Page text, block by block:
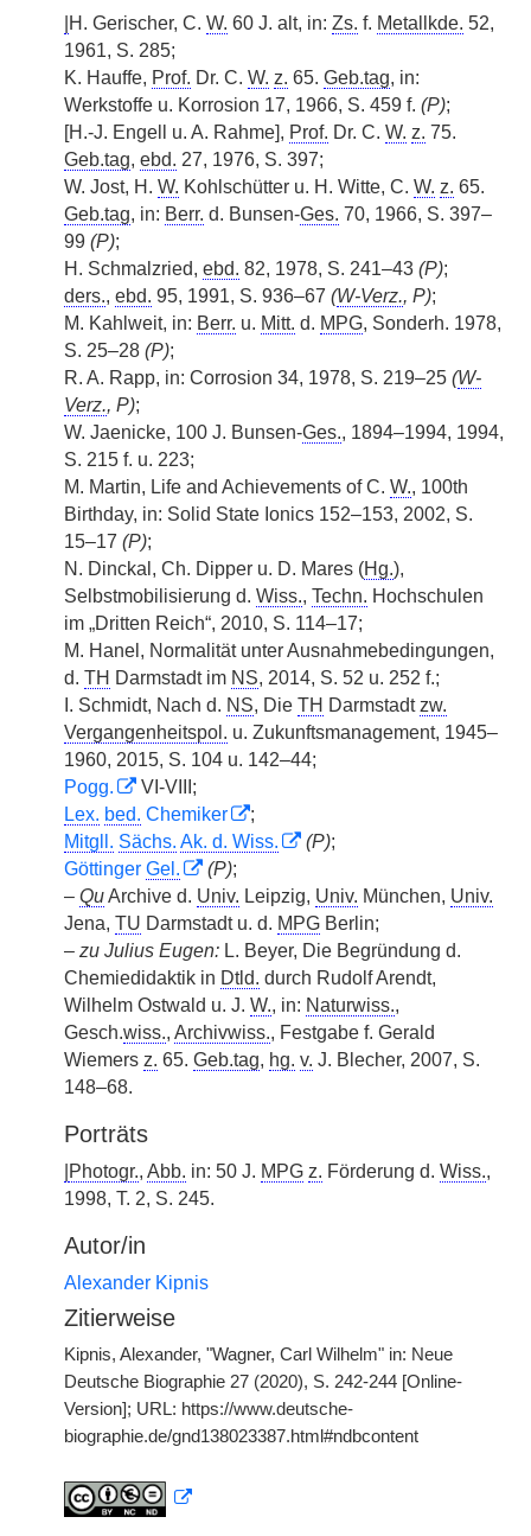
H. Gerischer, C. W. 60 J. alt, in: Zs. f. Metallkde. 52,
1961, S. 285;
K. Hauffe, Prof. Dr. C. W. z. 65. Geb.tag, in:
Werkstoffe u. Korrosion 17, 1966, S. 459 f. (P);
[H.-J. Engell u. A. Rahme], Prof. Dr. C. W. z. 75.
Geb.tag, ebd. 27, 1976, S. 397;
W. Jost, H. W. Kohlschütter u. H. Witte, C. W. z. 65.
Geb.tag, in: Berr. d. Bunsen-Ges. 70, 1966, S. 397–
99 (P);
H. Schmalzried, ebd. 82, 1978, S. 241–43 (P);
ders., ebd. 95, 1991, S. 936–67 (W-Verz., P);
M. Kahlweit, in: Berr. u. Mitt. d. MPG, Sonderh. 1978,
S. 25–28 (P);
R. A. Rapp, in: Corrosion 34, 1978, S. 219–25 (W-
Verz., P);
W. Jaenicke, 100 J. Bunsen-Ges., 1894–1994, 1994,
S. 215 f. u. 223;
M. Martin, Life and Achievements of C. W., 100th
Birthday, in: Solid State Ionics 152–153, 2002, S.
15–17 (P);
N. Dinckal, Ch. Dipper u. D. Mares (Hg.),
Selbstmobilisierung d. Wiss., Techn. Hochschulen
im „Dritten Reich“, 2010, S. 114–17;
M. Hanel, Normalität unter Ausnahmebedingungen,
d. TH Darmstadt im NS, 2014, S. 52 u. 252 f.;
I. Schmidt, Nach d. NS, Die TH Darmstadt zw.
Vergangenheitspol. u. Zukunftsmanagement, 1945–
1960, 2015, S. 104 u. 142–44;
Pogg.
VI-VIII;
Lex. bed. Chemiker
;
Mitgll. Sächs. Ak. d. Wiss. (P);
Göttinger Gel. (P);
– QuArchive d. Univ. Leipzig, Univ. München, Univ.
Jena, TU Darmstadt u. d. MPG Berlin;
– zu Julius Eugen: L. Beyer, Die Begründung d.
Chemiedidaktik in Dtld. durch Rudolf Arendt,
Wilhelm Ostwald u. J. W., in: Naturwiss.,
Gesch.wiss., Archivwiss., Festgabe f. Gerald
Wiemers z. 65. Geb.tag, hg. v. J. Blecher, 2007, S.
148–68.
Porträts
Photogr., Abb. in: 50 J. MPG z. Förderung d. Wiss.,
1998, T. 2, S. 245.
Autor/in
Alexander Kipnis
Zitierweise
Kipnis, Alexander, "Wagner, Carl Wilhelm" in: Neue
Deutsche Biographie 27 (2020), S. 242-244 [Online-
Version]; URL: https://www.deutsche-
biographie.de/gnd138023387.html#ndbcontent